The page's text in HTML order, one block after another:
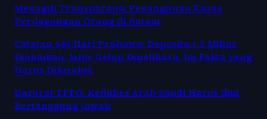
Menagih Transparansi Penanganan Kasus
Perdagangan Orang di Batam
Catatan 646 Hari Prabowo: Deposito 1,5 Miliar
Diabaikan, Jalur Gelap Dipelihara, Ini Fakta yang
Harus Diketahui
Darurat TPPO: Kedubes Arab Saudi Harus Ikut
Bertanggung jawab